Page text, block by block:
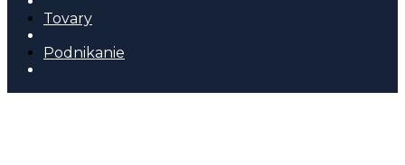
Tovary
Podnikanie